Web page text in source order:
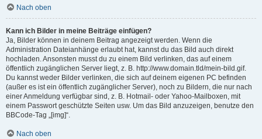
Nach oben
Kann ich Bilder in meine Beiträge einfügen?
Ja, Bilder können in deinem Beitrag angezeigt werden. Wenn die
Administration Dateianhänge erlaubt hat, kannst du das Bild auch direkt
hochladen. Ansonsten musst du zu einem Bild verlinken, das auf einem
öffentlich zugänglichen Server liegt, z. B. http://www.domain.tld/mein-bild.gif.
Du kannst weder Bilder verlinken, die sich auf deinem eigenen PC befinden
(außer es ist ein öffentlich zugänglicher Server), noch zu Bildern, die nur nach
einer Anmeldung verfügbar sind, z. B. Hotmail- oder Yahoo-Mailboxen, mit
einem Passwort geschützte Seiten usw. Um das Bild anzuzeigen, benutze den
BBCode-Tag „[img]“.
Nach oben